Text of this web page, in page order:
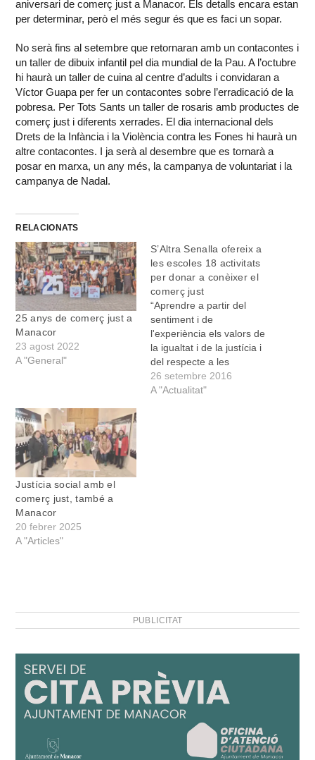
aniversari de comerç just a Manacor. Els detalls encara estan
per determinar, però el més segur és que es faci un sopar.
No serà fins al setembre que retornaran amb un contacontes i
un taller de dibuix infantil pel dia mundial de la Pau. A l’octubre
hi haurà un taller de cuina al centre d’adults i convidaran a
Víctor Guapa per fer un contacontes sobre l’erradicació de la
pobresa. Per Tots Sants un taller de rosaris amb productes de
comerç just i diferents xerrades. El dia internacional dels
Drets de la Infància i la Violència contra les Fones hi haurà un
altre contacontes. I ja serà al desembre que es tornarà a
posar en marxa, un any més, la campanya de voluntariat i la
campanya de Nadal.
RELACIONATS
25 anys de comerç just a
Manacor
23 agost 2022
A "General"
S’Altra Senalla ofereix a
les escoles 18 activitats
per donar a conèixer el
comerç just
“Aprendre a partir del
sentiment i de
l'experiència els valors de
la igualtat i de la justícia i
del respecte a les
persones i al medi
ambient”. Aquest és el
26 setembre 2016
A "Actualitat"
Justícia social amb el
comerç just, també a
Manacor
20 febrer 2025
A "Articles"
PUBLICITAT